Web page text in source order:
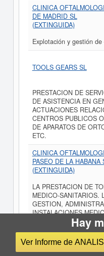
CLINICA
DE MADRID SL
(EXTINGUIDA)
Explotación y gestión
TOOLS GEARS SL
PRESTACION DE
DE ASISTENCIA EN
ACTUACIONES
CENTROS PUBLICOS
DE APARATOS DE
ETC.
CLINICA
PASEO DE LA HABANA
(EXTINGUIDA)
LA PRESTACION DE
MEDICO-SANITARIOS.
GESTION,
INSTALACIONES
CUALQUIERA DE SUS
NEURO-MAGISTER SL
Hay
Ver Informe de